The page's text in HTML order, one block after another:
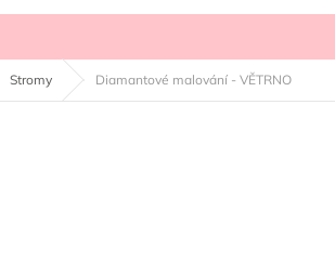
Stromy Diamantové malování - VĚTRNO